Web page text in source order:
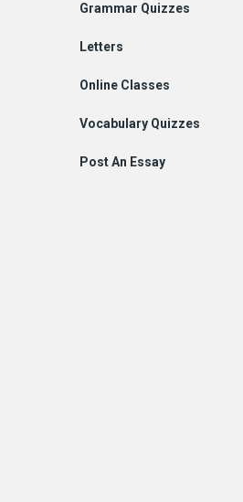
Grammar Quizzes
Letters
Online Classes
Vocabulary Quizzes
Post An Essay